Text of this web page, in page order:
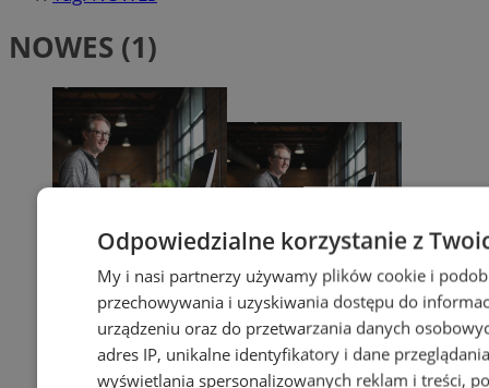
NOWES (1)
Odpowiedzialne korzystanie z
My i nasi partnerzy używamy plików cookie i
przechowywania i uzyskiwania dostępu do
urządzeniu oraz do przetwarzania danych
adres IP, unikalne identyfikatory i dane
wyświetlania spersonalizowanych reklam i treści,